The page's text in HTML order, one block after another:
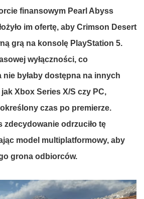
finansowym Pearl Abyss
im ofertę, aby Crimson Desert
grą na konsolę PlayStation 5.
wyłączności, co
nie byłaby dostępna na innych
jak Xbox Series X/S czy PC,
określony czas po premierze.
zdecydowanie odrzuciło tę
model multiplatformowy, aby
grona odbiorców.